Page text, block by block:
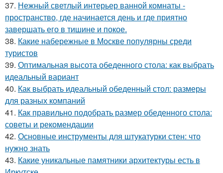
37. Нежный светлый интерьер ванной комнаты -
пространство, где начинается день и где приятно
завершать его в тишине и покое.
38. Какие набережные в Москве популярны среди
туристов
39. Оптимальная высота обеденного стола: как выбрать
идеальный вариант
40. Как выбрать идеальный обеденный стол: размеры
для разных компаний
41. Как правильно подобрать размер обеденного стола:
советы и рекомендации
42. Основные инструменты для штукатурки стен: что
нужно знать
43. Какие уникальные памятники архитектуры есть в